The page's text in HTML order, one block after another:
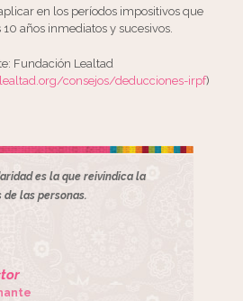
en los períodos impositivos que
años inmediatos y sucesivos.
Fundación Lealtad
consejos/deducciones-irpf)
es la que reivindica la
las personas.